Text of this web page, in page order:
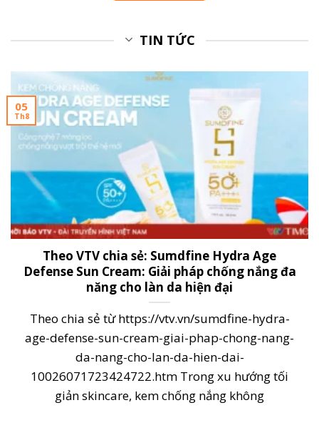
TIN TỨC
Theo VTV chia sẻ: Sumdfine Hydra Age
Defense Sun Cream: Giải pháp chống nắng đa
năng cho làn da hiện đại
Theo chia sẻ từ https://vtv.vn/sumdfine-hydra-
age-defense-sun-cream-giai-phap-chong-nang-
da-nang-cho-lan-da-hien-dai-
10026071723424722.htm Trong xu hướng tối
giản skincare, kem chống nắng không
05
Th8